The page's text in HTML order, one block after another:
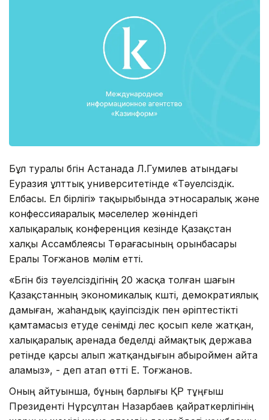
Бұл туралы бүгін Астанада Л.Гумилев атындағы
Еуразия ұлттық университетінде «Тәуелсіздік.
Елбасы. Ел бірлігі» тақырыбында этносаралық және
конфессияаралық мәселелер жөніндегі
халықаралық конференция кезінде Қазақстан
халқы Ассамблеясы Төрағасының орынбасары
Ералы Тоғжанов мәлім етті.
«Бүгін бiз тәуелсiздiгiнiң 20 жасқа толған шағын
Қазақстанның экономикалық күштi, демократиялық
дамыған, жаһандық қауiпсiздiк пен әріптестікті
қамтамасыз етуде сенiмдi үлес қосып келе жатқан,
халықаралық аренада беделдi аймақтық держава
ретінде қарсы алып жатқандығын абыроймен айта
аламыз», - деп атап өтті Е. Тоғжанов.
Оның айтуынша, бұның барлығы ҚР тұңғыш
Президенті Нұрсұлтан Назарбаев қайраткерлігінің